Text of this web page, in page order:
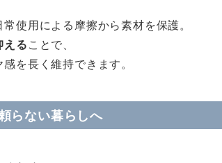
使用による摩擦から素材を保護。
えることで、
を長く維持できます。
らない暮らしへ